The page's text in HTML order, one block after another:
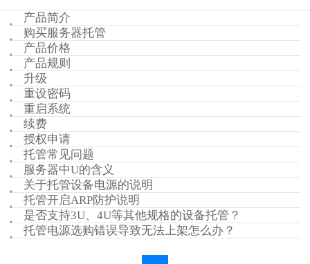
产品简介
购买服务器托管
产品价格
产品规则
升级
重设密码
重启系统
续费
授权申请
托管常见问题
服务器中U的含义
关于托管设备电源的说明
托管开启ARP防护说明
是否支持3U、4U等其他规格的设备托管？
托管电源选购错误导致无法上架怎么办？